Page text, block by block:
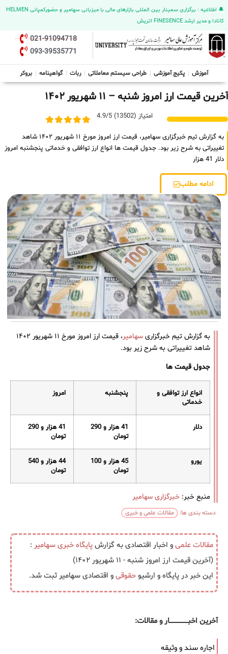
🔔 اطلاعیه : برگزاری سمینار بین المللی بازارهای مالی با میزبانی سهامیر و حضورکمپانی HELMEN
کانادا و مدیر ارشد FINESENCE اتریش
021-91094718
093-39535771
آموزش پکیج آموزشی طراحی سیستم معاملاتی ربات گواهینامه بروکر
آخرین قیمت ارز امروز شنبه – ۱۱ شهریور ۱۴۰۲
امتیاز (13502) 4.9/5
به گزارش تیم خبرگزاری سهامیر، قیمت ارز امروز مورخ ۱۱ شهریور ۱۴۰۲ شاهد
تغییراتی به شرح زیر بود. جدول قیمت ها انواع ارز توافقی و خدماتی پنجشنبه امروز
دلار 41 هزار
ادامه مطلب
به گزارش تیم خبرگزاری سهامیر
، قیمت ارز امروز مورخ ۱۱ شهریور ۱۴۰۲
شاهد تغییراتی به شرح زیر بود.
جدول قیمت ها
انواع ارز توافقی و
خدماتی
پنجشنبه امروز
دلار 41
هزار و 290
تومان
41
هزار و 290
تومان
یورو 45
هزار و 100
تومان
44
هزار و 540
تومان
منبع خبر: خبرگزاری سهامیر
دسته بندی ها: مقالات علمی و خبری
مقالات علمیو اخبار اقتصادی به گزارشپایگاه خبریسهامیر :
(آخرین قیمت ارز امروز شنبه - ۱۱ شهریور ۱۴۰۲)
این خبر در پایگاه و ارشیوحقوقیو اقتصادی سهامیر ثبت شد.
آخرین اخبــــــــــــــــــار و مقالات:
اجاره سند و وثیقه